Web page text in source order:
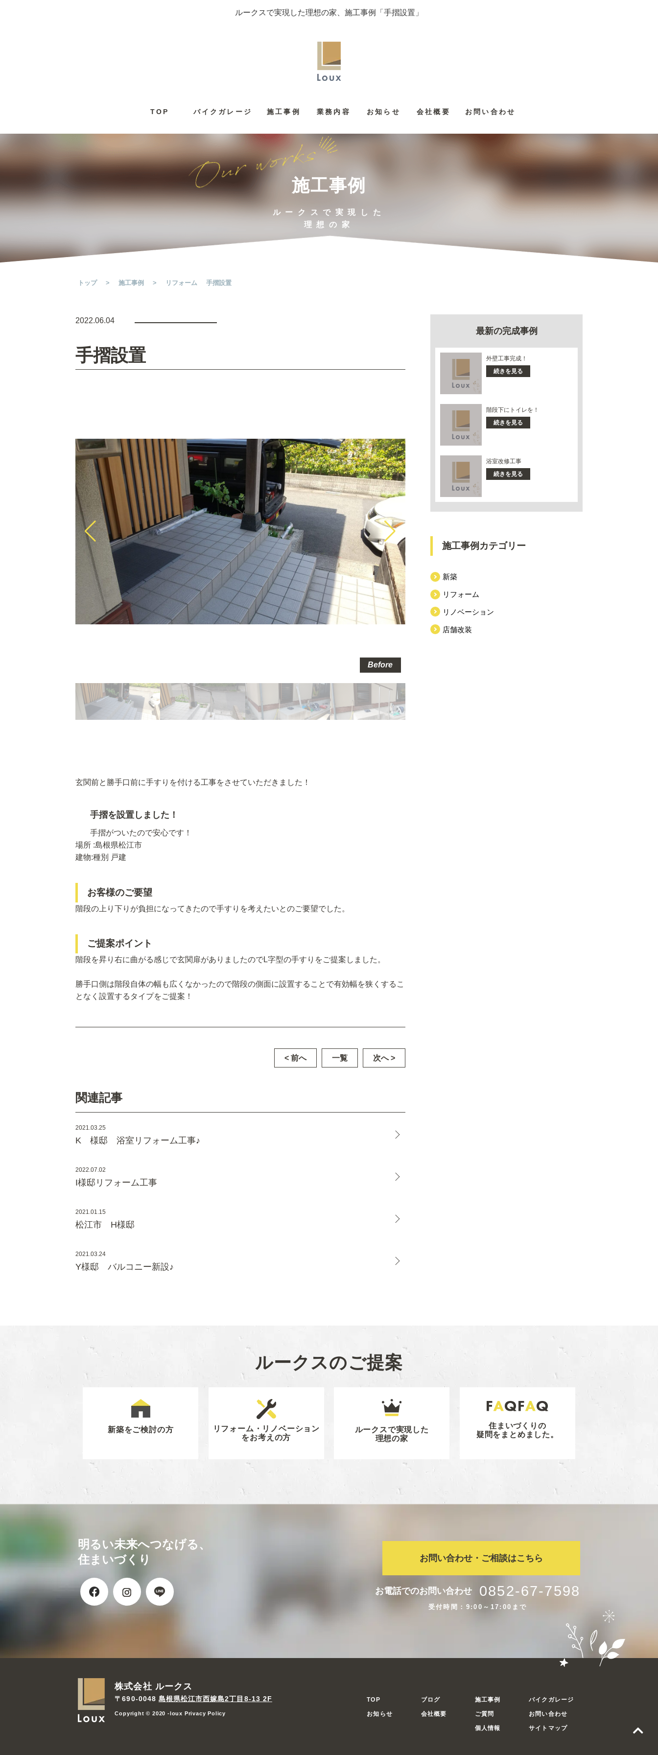
ルークスで実現した理想の家、施工事例「手摺設置」
TOP バイクガレージ 施工事例 業務内容 お知らせ 会社概要 お問い合わせ
施工事例
ルークスで実現した
理想の家
トップ > 施工事例 > リフォーム 手摺設置
2022.06.04
手摺設置
Before
玄関前と勝手口前に手すりを付ける工事をさせていただきました！
手摺を設置しました！
手摺がついたので安心です！
場所 :島根県松江市
建物:種別 戸建
お客様のご要望
階段の上り下りが負担になってきたので手すりを考えたいとのご要望でした。
ご提案ポイント
階段を昇り右に曲がる感じで玄関扉がありましたのでL字型の手すりをご提案しました。
勝手口側は階段自体の幅も広くなかったので階段の側面に設置することで有効幅を狭くするこ
となく設置するタイプをご提案！
< 前へ 一覧 次へ >
関連記事
2021.03.25
K 様邸 浴室リフォーム工事♪
2022.07.02
I様邸リフォーム工事
2021.01.15
松江市 H様邸
2021.03.24
Y様邸 バルコニー新設♪
最新の完成事例
外壁工事完成！
続きを見る
階段下にトイレを！
続きを見る
浴室改修工事
続きを見る
施工事例カテゴリー
新築
リフォーム
リノベーション
店舗改装
ルークスのご提案
新築をご検討の方
リフォーム・リノベーション
をお考えの方
ルークスで実現した
理想の家
住まいづくりの
疑問をまとめました。
明るい未来へつなげる、
住まいづくり
お問い合わせ・ご相談はこちら
お電話でのお問い合わせ 0852-67-7598
受付時間：9:00～17:00まで
株式会社 ルークス
〒690-0048 島根県松江市西嫁島2丁目8-13 2F
Copyright © 2020 -loux Privacy Policy
TOP ブログ 施工事例 バイクガレージ
お知らせ 会社概要 ご質問 お問い合わせ
個人情報 サイトマップ